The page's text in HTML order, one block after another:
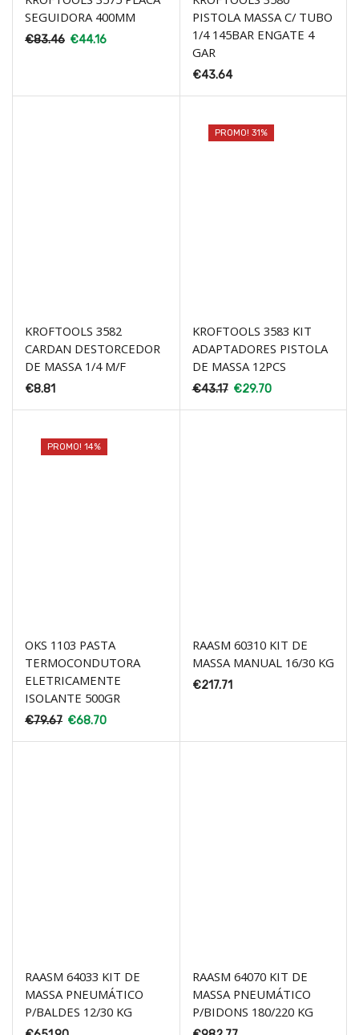
SEGUIDORA 400MM
€83.46 €44.16
PISTOLA MASSA C/ TUBO
1/4 145BAR ENGATE 4
GAR
€43.64
KROFTOOLS 3582
CARDAN DESTORCEDOR
DE MASSA 1/4 M/F
€8.81
PROMO! 31%
KROFTOOLS 3583 KIT
ADAPTADORES PISTOLA
DE MASSA 12PCS
€43.17 €29.70
PROMO! 14%
OKS 1103 PASTA
TERMOCONDUTORA
ELETRICAMENTE
ISOLANTE 500GR
€79.67 €68.70
RAASM 60310 KIT DE
MASSA MANUAL 16/30 KG
€217.71
RAASM 64033 KIT DE
MASSA PNEUMÁTICO
P/BALDES 12/30 KG
RAASM 64070 KIT DE
MASSA PNEUMÁTICO
P/BIDONS 180/220 KG